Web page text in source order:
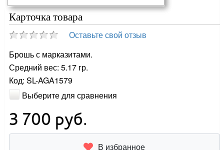
Карточка товара
Оставьте свой отзыв
Брошь с марказитами.
Средний вес: 5.17 гр.
Код: SL-AGA1579
Выберите для сравнения
3 700 руб.
В избранное